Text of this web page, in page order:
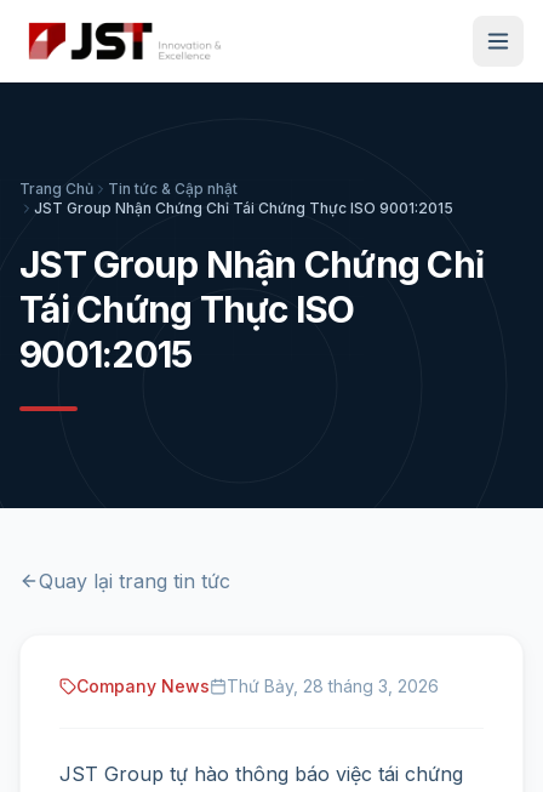
Trang Chủ
Tin tức & Cập nhật
JST Group Nhận Chứng Chỉ Tái Chứng Thực ISO 9001:2015
JST Group Nhận Chứng Chỉ
Tái Chứng Thực ISO
9001:2015
Quay lại trang tin tức
Company News Thứ Bảy, 28 tháng 3, 2026
JST Group tự hào thông báo việc tái chứng